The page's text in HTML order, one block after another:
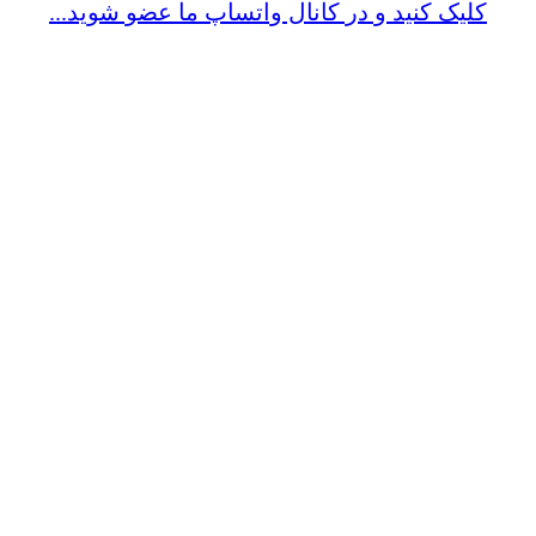
کلیک کنید و در کانال واتساپ ما عضو شوید...